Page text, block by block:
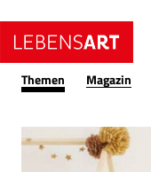
Themen Magazin